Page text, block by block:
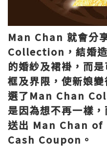
Man Chan 就會分
Collection，結婚
的婚紗及裙褂，而
框及界限，使新娘
選了Man Chan
是因為想不再一樣
送出 Man Chan
Cash Coupon。